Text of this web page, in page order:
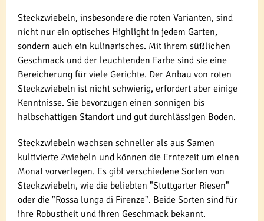
Steckzwiebeln, insbesondere die roten Varianten, sind
nicht nur ein optisches Highlight in jedem Garten,
sondern auch ein kulinarisches. Mit ihrem süßlichen
Geschmack und der leuchtenden Farbe sind sie eine
Bereicherung für viele Gerichte. Der Anbau von roten
Steckzwiebeln ist nicht schwierig, erfordert aber einige
Kenntnisse. Sie bevorzugen einen sonnigen bis
halbschattigen Standort und gut durchlässigen Boden.
Steckzwiebeln wachsen schneller als aus Samen
kultivierte Zwiebeln und können die Erntezeit um einen
Monat vorverlegen. Es gibt verschiedene Sorten von
Steckzwiebeln, wie die beliebten "Stuttgarter Riesen"
oder die "Rossa lunga di Firenze". Beide Sorten sind für
ihre Robustheit und ihren Geschmack bekannt.